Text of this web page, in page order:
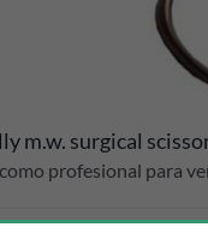
m.w. surgical
profesional para